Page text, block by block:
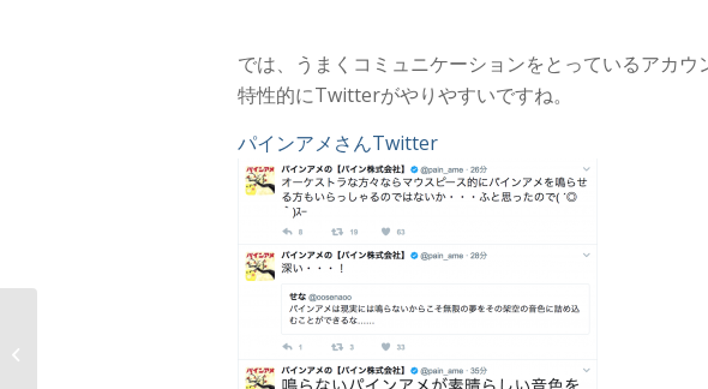
では、うまくコミュニケーションをとっているアカ
特性的にTwitterがやりやすいですね。
パインアメさんTwitter